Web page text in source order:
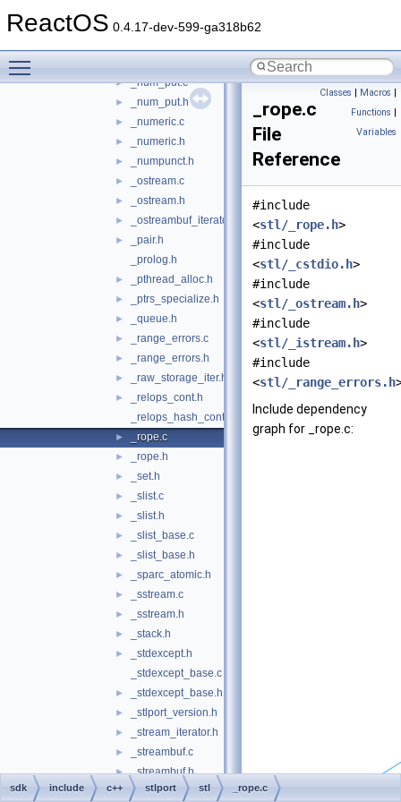
ReactOS 0.4.17-dev-599-ga318b62
► _new.h
► _num_put.c
► _num_put.h
► _numeric.c
► _numeric.h
► _numpunct.h
► _ostream.c
► _ostream.h
► _ostreambuf_iterator.h
►
_pair.h
_prolog.h
► _pthread_alloc.h
► _ptrs_specialize.h
► _queue.h
► _range_errors.c
► _range_errors.h
► _raw_storage_iter.h
►
_relops_cont.h
_relops_hash_cont.h
► _rope.c
► _rope.h
► _set.h
► _slist.c
► _slist.h
► _slist_base.c
► _slist_base.h
► _sparc_atomic.h
► _sstream.c
► _sstream.h
► _stack.h
►
_stdexcept.h
_stdexcept_base.c
► _stdexcept_base.h
► _stlport_version.h
► _stream_iterator.h
► _streambuf.c
► _streambuf.h
► _string.c
Classes | Macros |
Functions |
Variables
_rope.c
File
Reference
#include
<stl/_rope.h>
#include
<stl/_cstdio.h>
#include
<stl/_ostream.h>
#include
<stl/_istream.h>
#include
<stl/_range_errors.h
Include dependency
graph for _rope.c:
sdk include c++ stlport stl _rope.c